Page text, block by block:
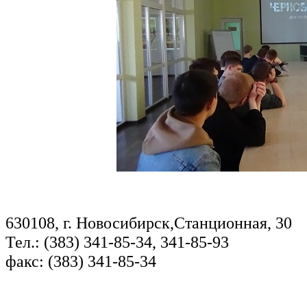
630108, г. Новосибирск,Станционная, 30
Тел.: (383) 341-85-34, 341-85-93
факс: (383) 341-85-34